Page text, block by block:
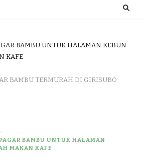
BAMBU WULUNG
BAMBU HITAM
BAMBU UNTUK HALAMAN KEBUN
KAFE
BAMBU TERMURAH DI GIRISUBO
BAMBU UNTUK HALAMAN
MAKAN KAFE